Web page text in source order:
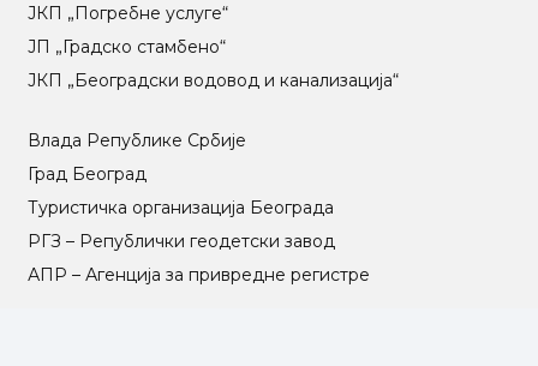
ЈКП „Погребне услуге“
ЈП „Градско стамбено“
ЈКП „Београдски водовод и канализација“
Влада Републике Србије
Град Београд
Туристичка организација Београда
РГЗ – Републички геодетски завод
АПР – Агенција за привредне регистре